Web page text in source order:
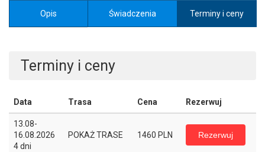
Opis Świadczenia Terminy i ceny
Terminy i ceny
Data Trasa Cena Rezerwuj
13.08-
16.08.2026
4 dni
POKAŻ TRASE 1460 PLN Rezerwuj